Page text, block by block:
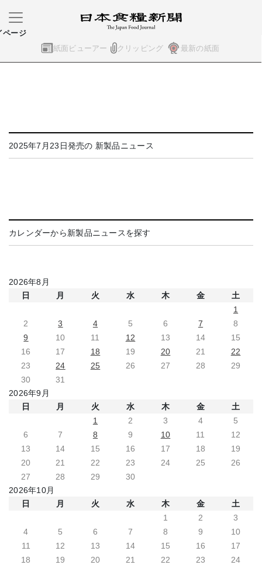
紙面ビューアー クリッピング 最新の紙面
ページ
2025年7月23日発売の 新製品ニュース
カレンダーから新製品ニュースを探す
2026年8月
日
月 火 水 木 金
土
1
2
3 4 5 6 7
8
9
10 11 12 13 14
15
16
17 18 19 20 21
22
23
24 25 26 27 28
29
30
31
2026年9月
日
月 火 水 木 金
土
1
2 3 4
5
6
7 8 9 10 11
12
13
14 15 16 17 18
19
20
21 22 23 24 25
26
27
28 29
30
2026年10月
日
月 火 水 木 金
土
1
2
3
4
5 6 7 8 9
10
11
12 13 14 15 16
17
18
19 20 21 22 23
24